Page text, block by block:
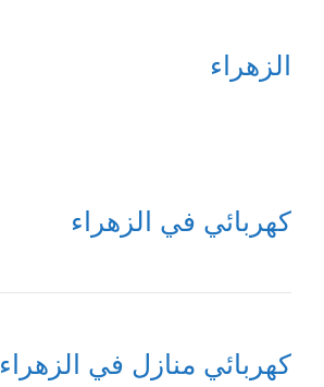
الزهراء
كهربائي في الزهراء
كهربائي منازل في الزهراء